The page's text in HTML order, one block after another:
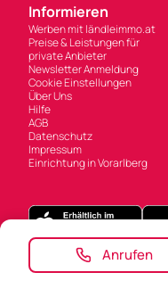
Anrufen
Informieren
Werben mit ländleimmo.at
Preise & Leistungen für
private Anbieter
Newsletter Anmeldung
Cookie Einstellungen
Über Uns
Hilfe
AGB
Datenschutz
Impressum
Einrichtung in Vorarlberg